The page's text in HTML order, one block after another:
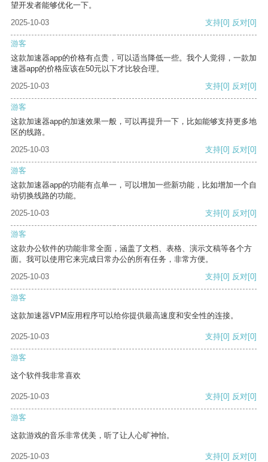
望开发者能够优化一下。
2025-10-03
支持[0] 反对[0]
游客
这款加速器app的价格有点贵，可以适当降低一些。我个人觉得，一款加
速器app的价格应该在50元以下才比较合理。
2025-10-03
支持[0] 反对[0]
游客
这款加速器app的加速效果一般，可以再提升一下，比如能够支持更多地
区的线路。
2025-10-03
支持[0] 反对[0]
游客
这款加速器app的功能有点单一，可以增加一些新功能，比如增加一个自
动切换线路的功能。
2025-10-03
支持[0] 反对[0]
游客
这款办公软件的功能非常全面，涵盖了文档、表格、演示文稿等各个方
面。我可以使用它来完成日常办公的所有任务，非常方便。
2025-10-03
支持[0] 反对[0]
游客
这款加速器VPM应用程序可以给你提供最高速度和安全性的连接。
2025-10-03 支持[0] 反对[0]
游客
这个软件我非常喜欢
2025-10-03 支持[0] 反对[0]
游客
这款游戏的音乐非常优美，听了让人心旷神怡。
2025-10-03 支持[0] 反对[0]